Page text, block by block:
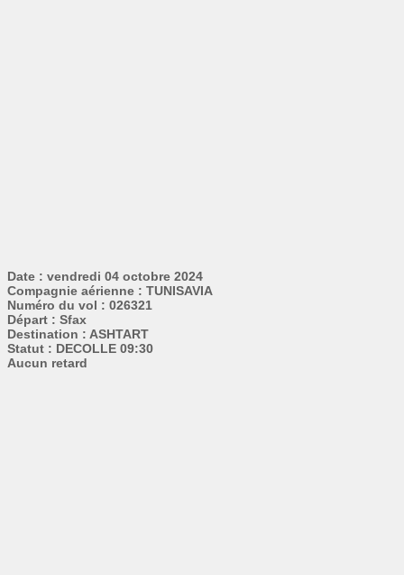
Date : vendredi 04 octobre 2024
Compagnie aérienne : TUNISAVIA
Numéro du vol : 026321
Départ : Sfax
Destination : ASHTART
Statut : DECOLLE 09:30
Aucun retard